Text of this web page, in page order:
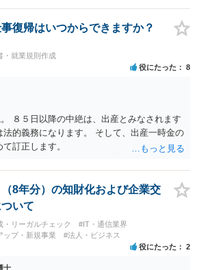
復帰はいつからできますか？
・就業規則作成
役にたった 8
８５日以降の中絶は、出産とみなされます
的義務になります。 そして、出産一時金の
訂正します。
8年分）の知財化および企業交
いて
・リーガルチェック
#IT・通信業界
ップ・新規事業 #法人・ビジネス
役にたった 2
士